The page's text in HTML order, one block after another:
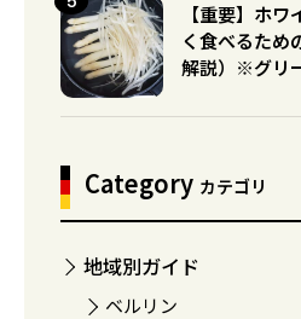
【重要】ホ
く食べるため
解説）※グリ
Category カテゴリ
地域別ガイド
ベルリン